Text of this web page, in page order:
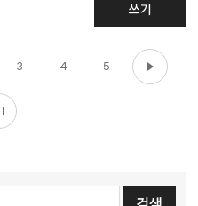
쓰기
3 4 5